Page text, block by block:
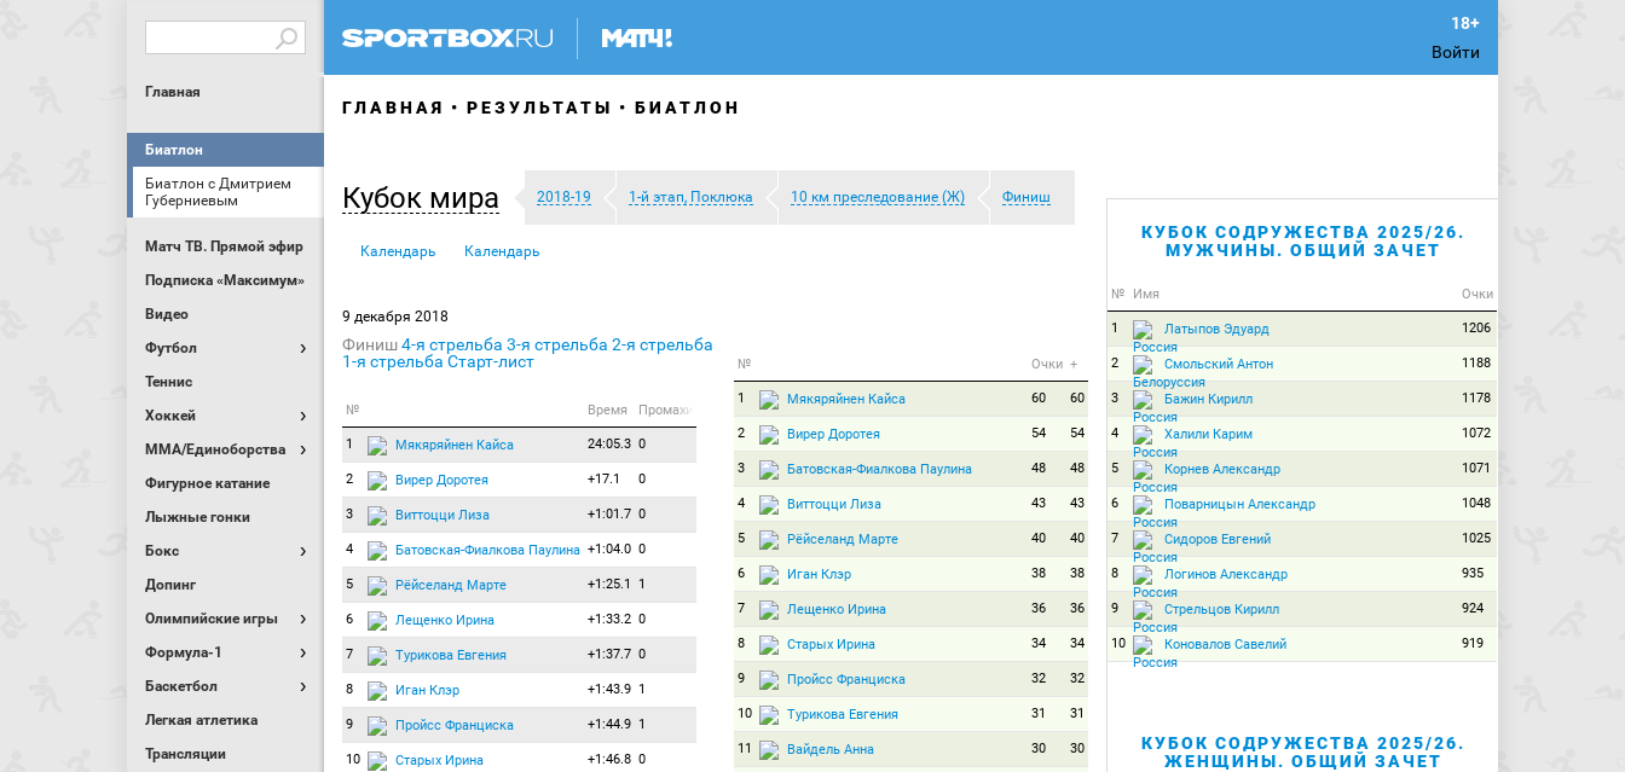
Войти
Главная
Биатлон
Биатлон с Дмитрием
Губерниевым
Матч ТВ. Прямой эфир
Подписка «Максимум»
Видео
Футбол
Теннис
Хоккей
MMA/Единоборства
Фигурное катание
Лыжные гонки
Бокс
Допинг
Олимпийские игры
Формула-1
Баскетбол
Легкая атлетика
Трансляции
ГЛАВНАЯ РЕЗУЛЬТАТЫ БИАТЛОН
Кубок мира 2018-19 1-й этап, Поклюка 10 км преследование (Ж) Финиш
Календарь Календарь
9 декабря 2018
Финиш4-я стрельба 3-я стрельба 2-я стрельба
1-я стрельба Старт-лист
№ Время Промахи
1 Мякяряйнен Кайса 24:05.3 0
2 Вирер Доротея +17.1 0
3 Виттоцци Лиза +1:01.7 0
4 Батовская-Фиалкова Паулина +1:04.0 0
5 Рёйселанд Марте +1:25.1 1
6 Лещенко Ирина +1:33.2 0
7 Турикова Евгения +1:37.7 0
8 Иган Клэр +1:43.9 1
9 Пройсс Франциска +1:44.9 1
10 Старых Ирина +1:46.8 0
№ Очки +
1 Мякяряйнен Кайса 60 60
2 Вирер Доротея 54 54
3 Батовская-Фиалкова Паулина 48 48
4 Виттоцци Лиза 43 43
5 Рёйселанд Марте 40 40
6 Иган Клэр 38 38
7 Лещенко Ирина 36 36
8 Старых Ирина 34 34
9 Пройсс Франциска 32 32
10 Турикова Евгения 31 31
11 Вайдель Анна 30 30
КУБОК СОДРУЖЕСТВА 2025/26.
МУЖЧИНЫ. ОБЩИЙ ЗАЧЕТ
№ Имя Очки
1 Латыпов Эдуард 1206
2 Смольский Антон 1188
3 Бажин Кирилл 1178
4 Халили Карим 1072
5 Корнев Александр 1071
6 Поварницын Александр 1048
7 Сидоров Евгений 1025
8 Логинов Александр 935
9 Стрельцов Кирилл 924
10 Коновалов Савелий 919
КУБОК СОДРУЖЕСТВА 2025/26.
ЖЕНЩИНЫ. ОБЩИЙ ЗАЧЕТ